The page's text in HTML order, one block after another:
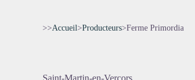
>>Accueil>Producteurs>Ferme Primordia
Saint-Martin-en-Vercors